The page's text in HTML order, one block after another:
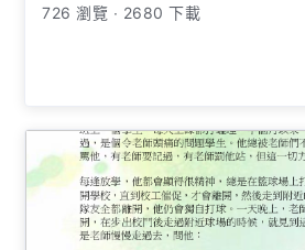
726 瀏覽 ∙ 2680 下載